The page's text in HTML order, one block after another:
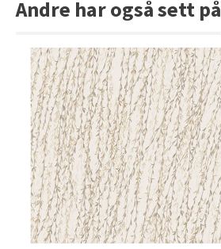
Andre har også sett på